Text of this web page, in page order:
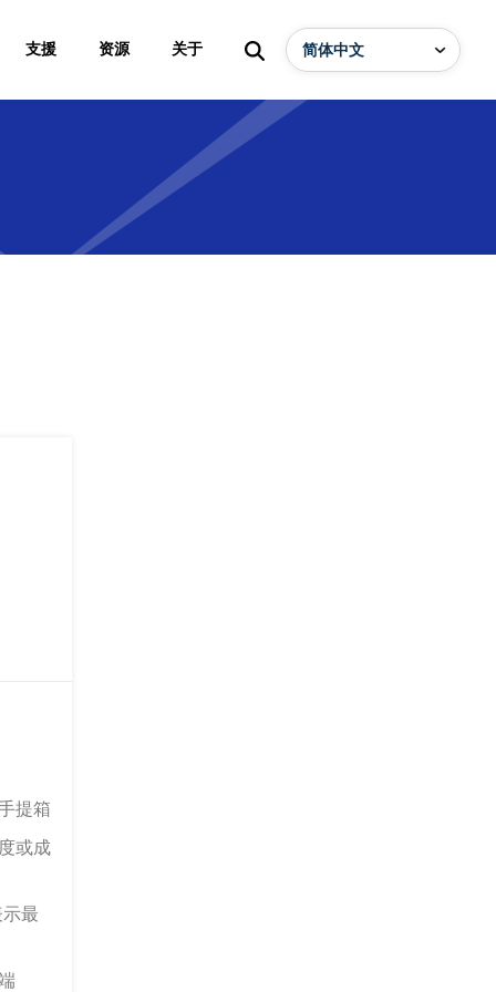
支援 资源 关于
提箱
或成
最